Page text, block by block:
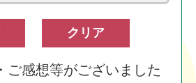
ご感想等がございました